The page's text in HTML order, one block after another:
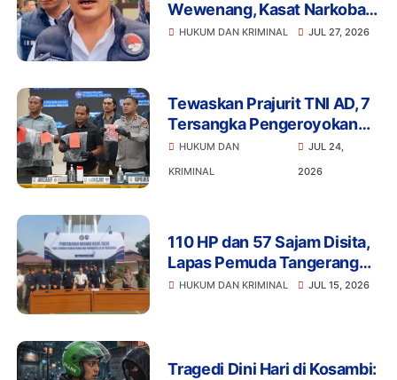
Wewenang, Kasat Narkoba
Polres Tangsel dan 6
HUKUM DAN KRIMINAL JUL 27, 2026
Tewaskan Prajurit TNI AD, 7
Tersangka Pengeroyokan
Terancam Penjara Seumur
Hidup
HUKUM DAN
KRIMINAL
JUL 24,
2026
110 HP dan 57 Sajam Disita,
Lapas Pemuda Tangerang
Perketat Pengawasan
HUKUM DAN KRIMINAL JUL 15, 2026
Tragedi Dini Hari di Kosambi: